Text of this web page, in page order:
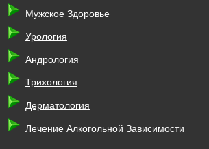
Мужское Здоровье
Урология
Андрология
Трихология
Дерматология
Лечение Алкогольной Зависимости